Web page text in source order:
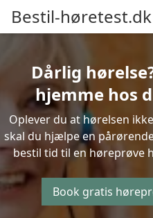
Bestil-høretest.dk
Dårlig
hjemme hos
Oplever du at hørelsen
skal du hjælpe en
bestil tid til en høreprøve
Book gratis